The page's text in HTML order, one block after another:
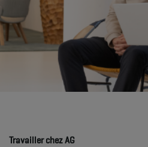
Travailler chez AG